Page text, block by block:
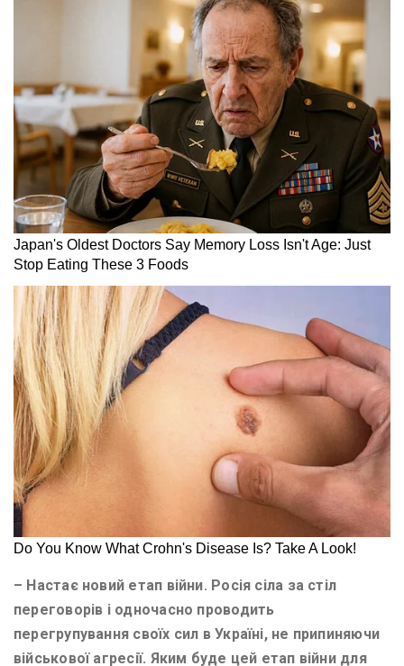
– Настає новий етап війни. Росія сіла за стіл
переговорів і одночасно проводить
перегрупування своїх сил в Україні, не припиняючи
військової агресії. Яким буде цей етап війни для